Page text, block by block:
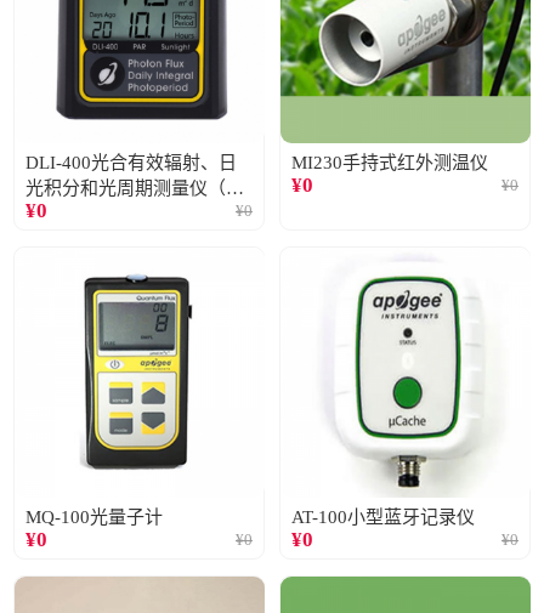
DLI-400光合有效辐射、日
光积分和光周期测量仪（仅
阳光）
¥0 ¥0
MI230手持式红外测温仪
¥0 ¥0
MQ-100光量子计
¥0 ¥0
AT-100小型蓝牙记录仪
¥0 ¥0